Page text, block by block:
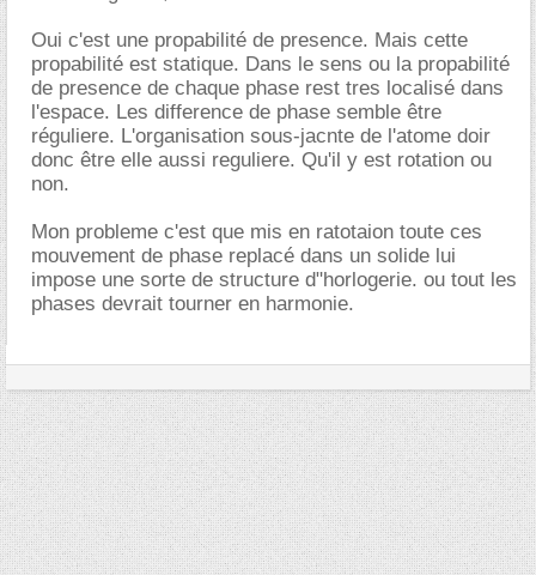
Oui c'est une propabilité de presence. Mais cette
propabilité est statique. Dans le sens ou la propabilité
de presence de chaque phase rest tres localisé dans
l'espace. Les difference de phase semble être
réguliere. L'organisation sous-jacnte de l'atome doir
donc être elle aussi reguliere. Qu'il y est rotation ou
non.
Mon probleme c'est que mis en ratotaion toute ces
mouvement de phase replacé dans un solide lui
impose une sorte de structure d"horlogerie. ou tout les
phases devrait tourner en harmonie.